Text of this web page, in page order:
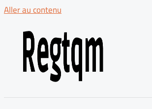
Aller au contenu